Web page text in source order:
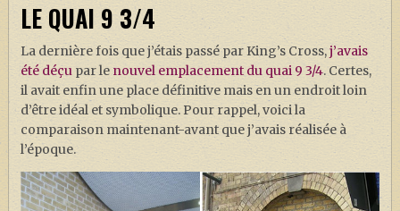
JEUX
LE QUAI 9 3/4
La dernière fois que j’étais passé par King’s Cross,j’avais
été déçupar le nouvel emplacement du quai 9 3/4. Certes,
il avait enfin une place définitive mais en un endroit loin
d’être idéal et symbolique. Pour rappel, voici la
comparaison maintenant-avant que j’avais réalisée à
l’époque.